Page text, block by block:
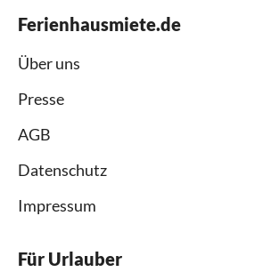
Ferienhausmiete.de
Über uns
Presse
AGB
Datenschutz
Impressum
Für Urlauber